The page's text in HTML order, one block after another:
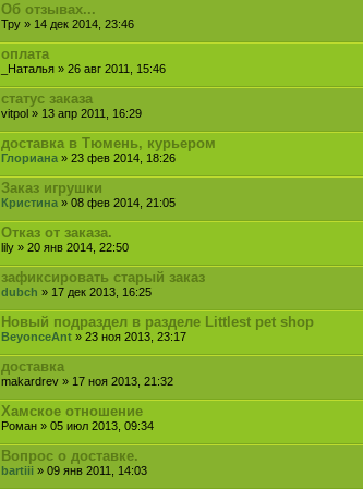
Об отзывах...
Тру » 14 дек 2014, 23:46
оплата
_Наталья » 26 авг 2011, 15:46
статус заказа
vitpol » 13 апр 2011, 16:29
доставка в Тюмень, курьером
Глориана » 23 фев 2014, 18:26
Заказ игрушки
Кристина » 08 фев 2014, 21:05
Отказ от заказа.
lily » 20 янв 2014, 22:50
зафиксировать старый заказ
dubch » 17 дек 2013, 16:25
Новый подраздел в разделе Littlest pet shop
BeyonceAnt » 23 ноя 2013, 23:17
доставка
makardrev » 17 ноя 2013, 21:32
Хамское отношение
Роман » 05 июл 2013, 09:34
Вопрос о доставке.
bartiii » 09 янв 2011, 14:03